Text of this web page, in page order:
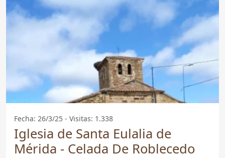
Fecha: 26/3/25 - Visitas: 1.338
Iglesia de Santa Eulalia de
Mérida - Celada De Roblecedo